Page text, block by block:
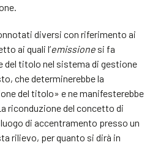
diversi con riferimento ai
ai quali l’emissione si fa
del titolo nel sistema di gestione
che determinerebbe la
del titolo» e ne manifesterebbe
riconduzione del concetto di
di accentramento presso un
rilievo, per quanto si dirà in